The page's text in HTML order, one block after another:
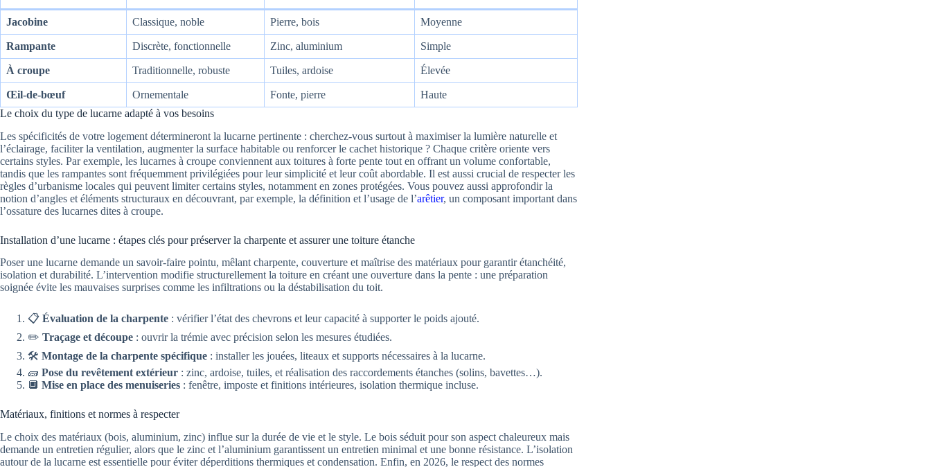
Jacobine Classique, noble Pierre, bois Moyenne
Rampante Discrète, fonctionnelle Zinc, aluminium Simple
À croupe Traditionnelle, robuste Tuiles, ardoise Élevée
Œil-de-bœuf Ornementale Fonte, pierre
Haute
Le choix du type de lucarne adapté à vos besoins
Les spécificités de votre logement détermineront la lucarne pertinente : cherchez-vous surtout à maximiser la lumière naturelle et
l’éclairage, faciliter la ventilation, augmenter la surface habitable ou renforcer le cachet historique ? Chaque critère oriente vers
certains styles. Par exemple, les lucarnes à croupe conviennent aux toitures à forte pente tout en offrant un volume confortable,
tandis que les rampantes sont fréquemment privilégiées pour leur simplicité et leur coût abordable. Il est aussi crucial de respecter les
règles d’urbanisme locales qui peuvent limiter certains styles, notamment en zones protégées. Vous pouvez aussi approfondir la
notion d’angles et éléments structuraux en découvrant, par exemple, la définition et l’usage de l’arêtier, un composant important dans
l’ossature des lucarnes dites à croupe.
Installation d’une lucarne : étapes clés pour préserver la charpente et assurer une toiture étanche
Poser une lucarne demande un savoir-faire pointu, mêlant charpente, couverture et maîtrise des matériaux pour garantir étanchéité,
isolation et durabilité. L’intervention modifie structurellement la toiture en créant une ouverture dans la pente : une préparation
soignée évite les mauvaises surprises comme les infiltrations ou la déstabilisation du toit.
📋 Évaluation de la charpente : vérifier l’état des chevrons et leur capacité à supporter le poids ajouté.
✏️ Traçage et découpe : ouvrir la trémie avec précision selon les mesures étudiées.
🛠️ Montage de la charpente spécifique : installer les jouées, liteaux et supports nécessaires à la lucarne.
🧱 Pose du revêtement extérieur : zinc, ardoise, tuiles, et réalisation des raccordements étanches (solins, bavettes…).
🔲 Mise en place des menuiseries : fenêtre, imposte et finitions intérieures, isolation thermique incluse.
Matériaux, finitions et normes à respecter
Le choix des matériaux (bois, aluminium, zinc) influe sur la durée de vie et le style. Le bois séduit pour son aspect chaleureux mais
demande un entretien régulier, alors que le zinc et l’aluminium garantissent un entretien minimal et une bonne résistance. L’isolation
autour de la lucarne est essentielle pour éviter déperditions thermiques et condensation. Enfin, en 2026, le respect des normes